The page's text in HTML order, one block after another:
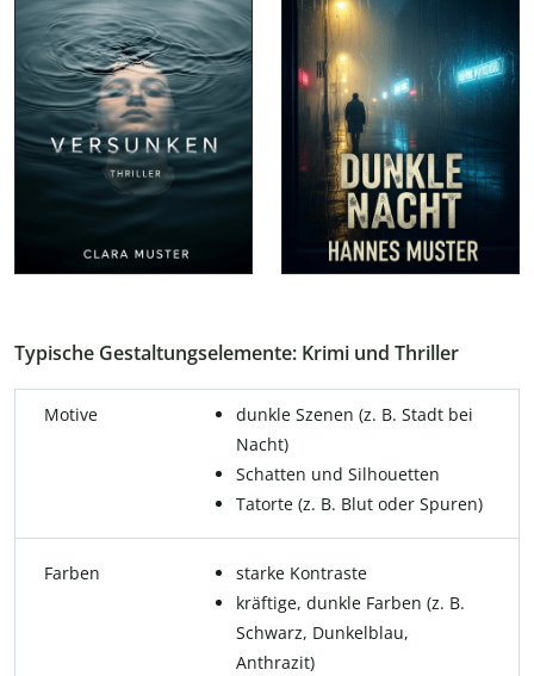
Typische Gestaltungselemente: Krimi und Thriller
Motive
dunkle Szenen (z. B. Stadt bei
Nacht)
Schatten und Silhouetten
Tatorte (z. B. Blut oder Spuren)
Farben
starke Kontraste
kräftige, dunkle Farben (z. B.
Schwarz, Dunkelblau,
Anthrazit)